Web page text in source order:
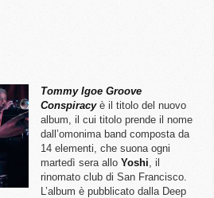
Tommy Igoe Groove
Conspiracyè il titolo del nuovo
album, il cui titolo prende il nome
dall’omonima band composta da
14 elementi, che suona ogni
martedì sera allo Yoshi, il
rinomato club di San Francisco.
L’album è pubblicato dalla Deep